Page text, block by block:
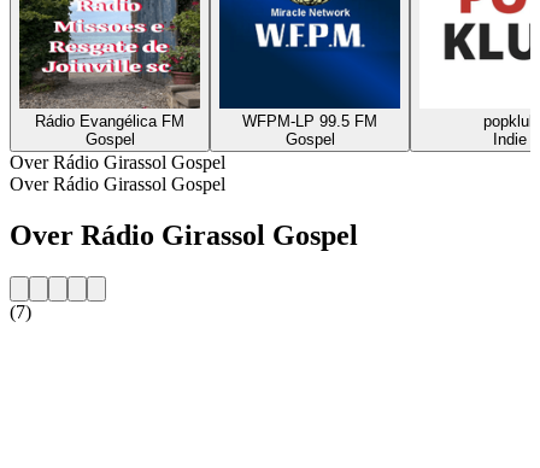
Rádio Evangélica FM
Gospel
WFPM-LP 99.5 FM
Gospel
popklub
Indie
Over Rádio Girassol Gospel
Over Rádio Girassol Gospel
Over Rádio Girassol Gospel
(7)